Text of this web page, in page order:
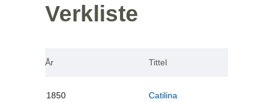
Verkliste
År Tittel
1850 Catilina